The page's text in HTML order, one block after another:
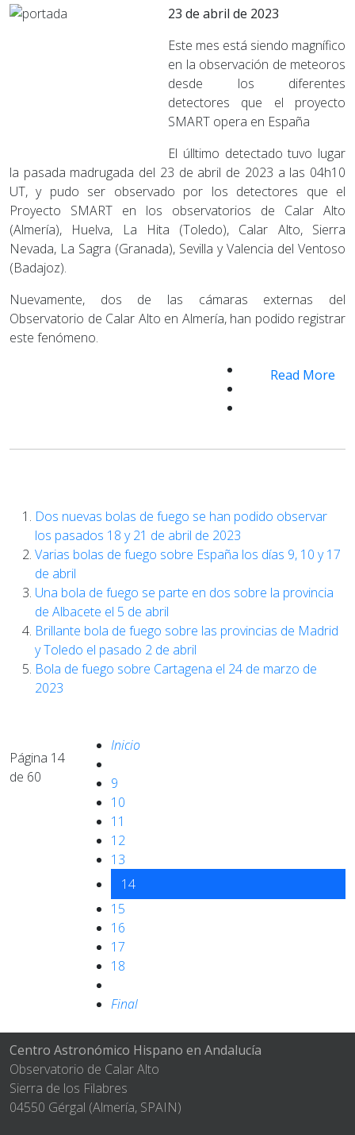
23 de abril de 2023
Este mes está siendo magnífico
en la observación de meteoros
desde los diferentes
detectores que el proyecto
SMART opera en España
El úlltimo detectado tuvo lugar
la pasada madrugada del 23 de abril de 2023 a las 04h10
UT, y pudo ser observado por los detectores que el
Proyecto SMART en los observatorios de Calar Alto
(Almería), Huelva, La Hita (Toledo), Calar Alto, Sierra
Nevada, La Sagra (Granada), Sevilla y Valencia del Ventoso
(Badajoz).
Nuevamente, dos de las cámaras externas del
Observatorio de Calar Alto en Almería, han podido registrar
este fenómeno.
Read More
Dos nuevas bolas de fuego se han podido observar
los pasados 18 y 21 de abril de 2023
Varias bolas de fuego sobre España los días 9, 10 y 17
de abril
Una bola de fuego se parte en dos sobre la provincia
de Albacete el 5 de abril
Brillante bola de fuego sobre las provincias de Madrid
y Toledo el pasado 2 de abril
Bola de fuego sobre Cartagena el 24 de marzo de
2023
Página 14
de 60
Inicio
9
10
11
12
13
14
15
16
17
18
Final
Centro Astronómico Hispano en Andalucía
Observatorio de Calar Alto
Sierra de los Filabres
04550 Gérgal (Almería, SPAIN)